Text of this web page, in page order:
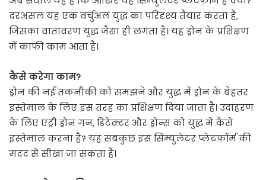
दरअसल यह एक वर्चुअल युद्ध का परिदृश्य तैयार करता है,
जिसका वातावरण युद्ध जैसा ही लगता है। यह ड्रोन के प्रशिक्षण
में काफी काम आता है।
कैसे करेगा काम?
ड्रोन की नई तकनीकी को समझने और युद्ध में ड्रोन के बेहतर
इस्तेमाल के लिए इस तरह का प्रशिक्षण दिया जाता है। उदाहरण
के लिए एंट्री ड्रोन गन, डिटेक्टर और ड्रोन्स को युद्ध में कैसे
इस्तेमाल करना है? यह सबकुछ इस सिम्युलेटर प्लेटफॉर्म की
मदद से सीखा जा सकता है।